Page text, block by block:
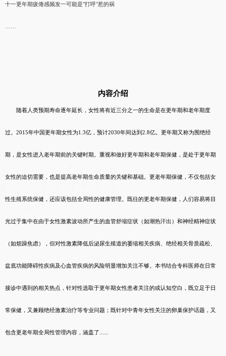
十一更年期疲倦感频发一可能是"打呼"惹的祸
内容介绍
随着人类预期寿命逐年延长，女性将有近三分之一的生命是在更年期和老年期度
过。2015年中国更年期女性为1.3亿，预计2030年间达到2.8亿。更年期又称为围绝经
期，是女性进入老年期前的关键时期。重视和做好更年期和老年期保健，是处于更年期
女性的迫切需要，也是提高老年期生命质量的关键和基础。更老年期保健，不仅包括女
性生殖系统保健，还应该包括全局性的健康管理。既往的更老年期保健，人们容易将目
光过于集中在由于女性激素波动所产生的血管舒缩症状（如潮热汗出）和神经精神症状
（如烦躁焦虑），但对性激素降低后泌尿生殖道的萎缩相关疾病、绝经相关骨质疏松、
盆底功能障碍性疾病及心血管疾病的风险明显增加关注不够。本书结合专科医师在日常
接诊中遇到的相关热点，针对性选取于更年期女性患者关注的或认知空白，既立足于日
常保健，又兼顾绝经激素治疗等专业问题；既针对中青年女性关注的卵巢保护话题，又
包含更老年期全局性管理内容，涵盖了......